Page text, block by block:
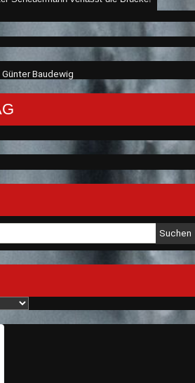
Günter Baudewig